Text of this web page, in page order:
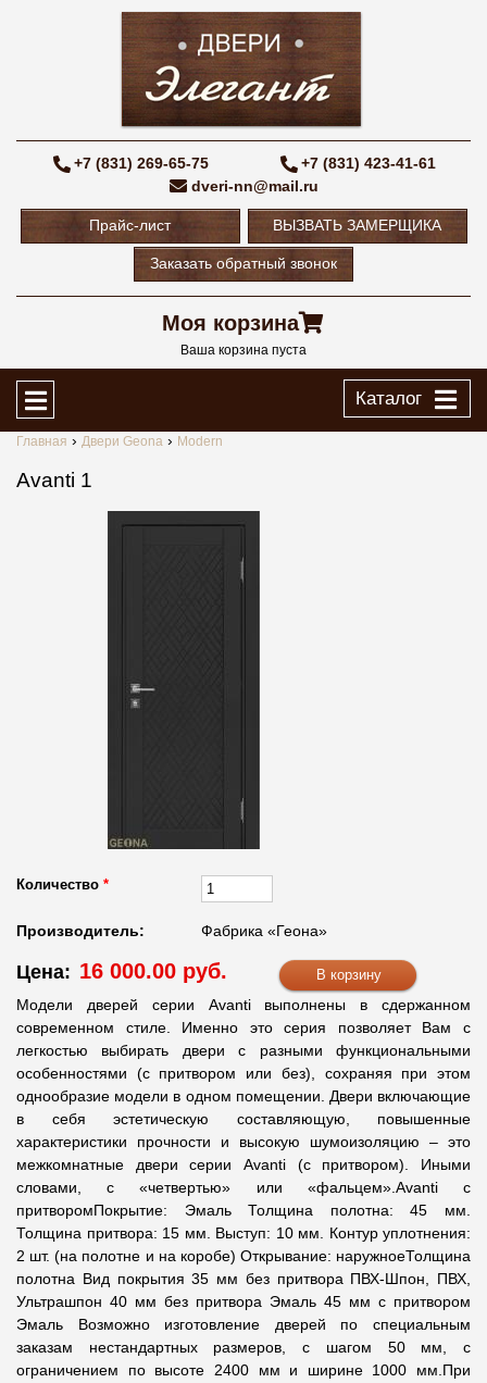
+7 (831) 269-65-75
+7 (831) 423-41-61
dveri-nn@mail.ru
Прайс-лист ВЫЗВАТЬ ЗАМЕРЩИКА
Заказать обратный звонок
Моя корзина
Ваша корзина пуста
Каталог
Главная Двери Geona Modern
Avanti 1
Количество *
Производитель: Фабрика «Геона»
Цена: 16 000.00 руб.
Модели дверей серии Avanti выполнены в сдержанном
современном стиле. Именно это серия позволяет Вам с
легкостью выбирать двери с разными функциональными
особенностями (с притвором или без), сохраняя при этом
однообразие модели в одном помещении. Двери включающие
в себя эстетическую составляющую, повышенные
характеристики прочности и высокую шумоизоляцию – это
межкомнатные двери серии Avanti (с притвором). Иными
словами, с «четвертью» или «фальцем».Avanti с
притворомПокрытие: Эмаль Толщина полотна: 45 мм.
Толщина притвора: 15 мм. Выступ: 10 мм. Контур уплотнения:
2 шт. (на полотне и на коробе) Открывание: наружноеТолщина
полотна Вид покрытия 35 мм без притвора ПВХ-Шпон, ПВХ,
Ультрашпон 40 мм без притвора Эмаль 45 мм с притвором
Эмаль Возможно изготовление дверей по специальным
заказам нестандартных размеров, с шагом 50 мм, с
ограничением по высоте 2400 мм и ширине 1000 мм.При